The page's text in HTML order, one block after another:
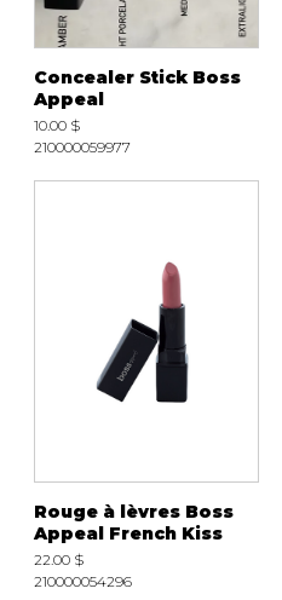
Concealer Stick Boss
Appeal
10.00 $
210000059977
Rouge à lèvres Boss
Appeal French Kiss
22.00 $
210000054296